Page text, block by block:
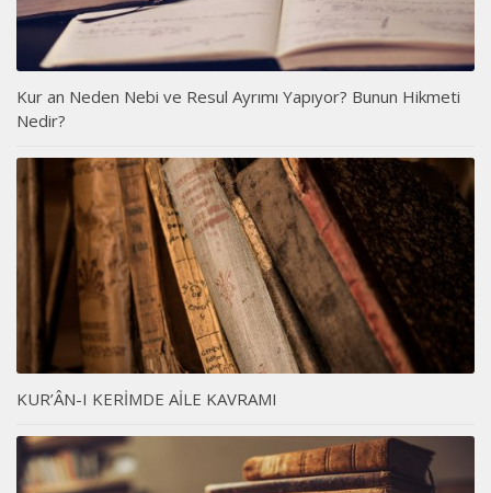
Kur an Neden Nebi ve Resul Ayrımı Yapıyor? Bunun Hikmeti
Nedir?
KUR’ÂN-I KERİMDE AİLE KAVRAMI